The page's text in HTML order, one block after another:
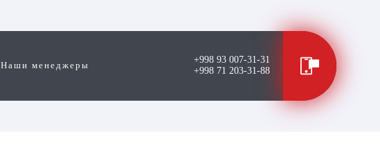
Наши менеджеры
+998 93 007-31-31
+998 71 203-31-88